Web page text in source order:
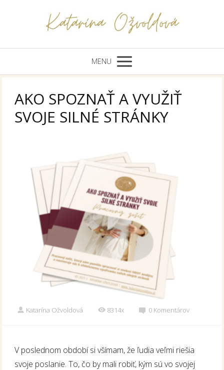
MENU
AKO SPOZNAŤ A VYUŽIŤ
SVOJE SILNÉ STRÁNKY
Katarína Ožvoldová 8314x 0 Komentárov
V poslednom období si všímam, že ľudia veľmi riešia
svoje poslanie. To, čo by mali robiť, kým sú vo svojej